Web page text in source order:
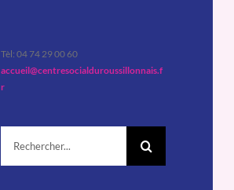
Tèl: 04 74 29 00 60
accueil@centresocialduroussillonnais.f
r